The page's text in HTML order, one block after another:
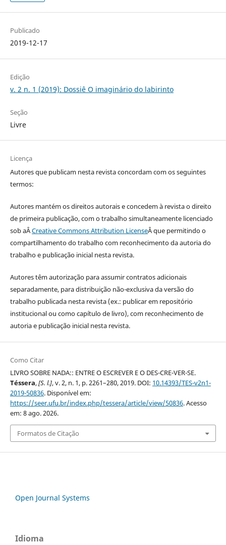
Publicado
2019-12-17
Edição
v. 2 n. 1 (2019): Dossiê O imaginário do labirinto
Seção
Livre
Licença
Autores que publicam nesta revista concordam com os seguintes
termos:
Autores mantém os direitos autorais e concedem à revista o direito
de primeira publicação, com o trabalho simultaneamente licenciado
sob aÂCreative Commons Attribution LicenseÂ que permitindo o
compartilhamento do trabalho com reconhecimento da autoria do
trabalho e publicação inicial nesta revista.
Autores têm autorização para assumir contratos adicionais
separadamente, para distribuição não-exclusiva da versão do
trabalho publicada nesta revista (ex.: publicar em repositório
institucional ou como capítulo de livro), com reconhecimento de
autoria e publicação inicial nesta revista.
Como Citar
LIVRO SOBRE NADA:: ENTRE O ESCREVER E O DES-CRE-VER-SE.
Téssera,[S. l.], v. 2, n. 1, p. 2261–280, 2019. DOI: 10.14393/TES-v2n1-
2019-50836. Disponível em:
https://seer.ufu.br/index.php/tessera/article/view/50836. Acesso
em: 8 ago. 2026.
Formatos de Citação
Open Journal Systems
Idioma